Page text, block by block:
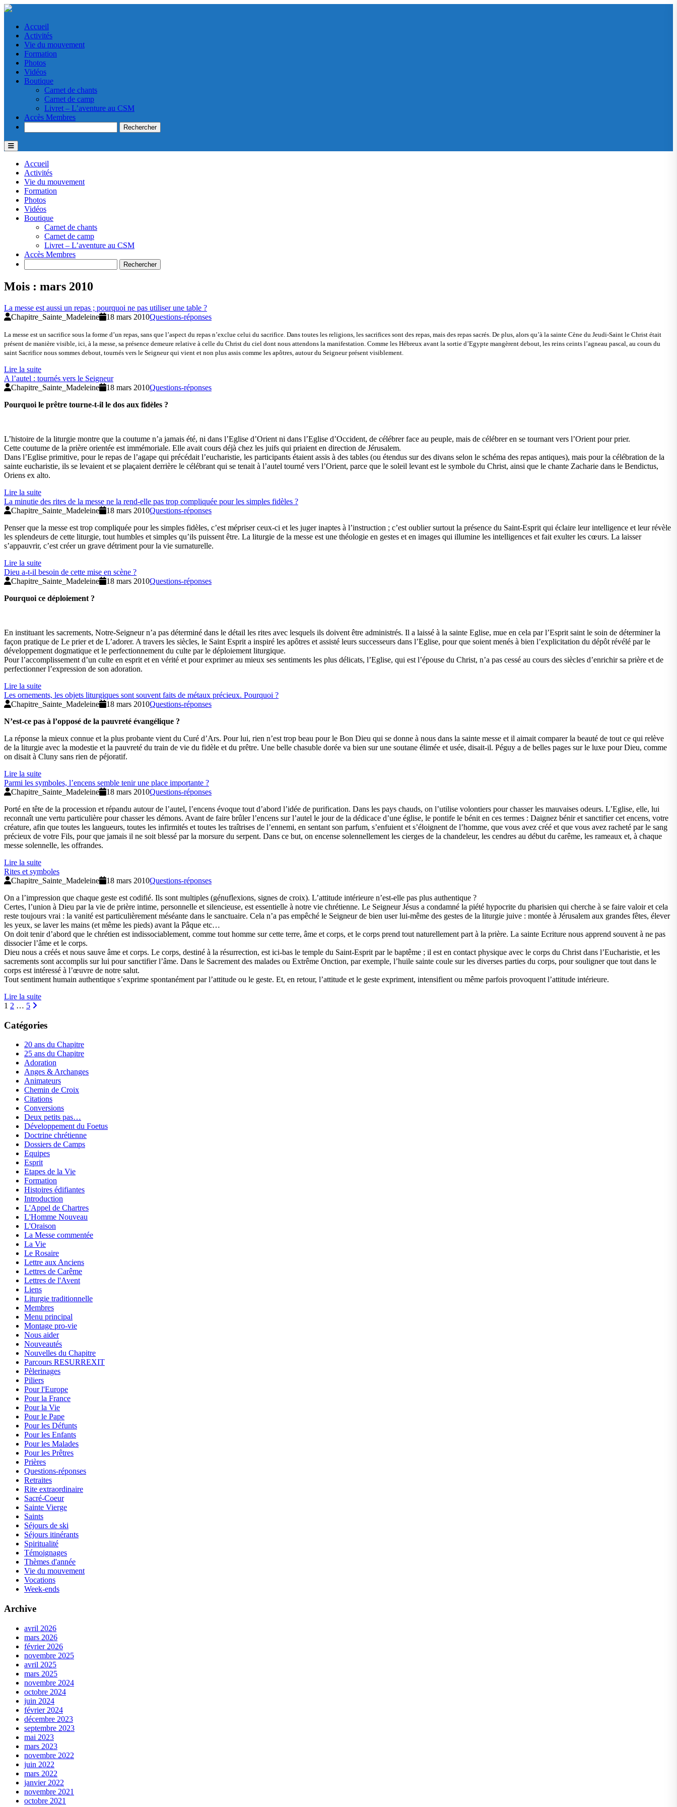
Accueil
Activités
Vie du mouvement
Formation
Photos
Vidéos
Boutique
Carnet de chants
Carnet de camp
Livret – L’aventure au CSM
Accès Membres
Accueil
Activités
Vie du mouvement
Formation
Photos
Vidéos
Boutique
Carnet de chants
Carnet de camp
Livret – L’aventure au CSM
Accès Membres
Mois : mars 2010
La messe est aussi un repas ; pourquoi ne pas utiliser une table ?
Chapitre_Sainte_Madeleine
18 mars 2010Questions-réponses
La messe est un sacrifice sous la forme d’un repas, sans que l’aspect du repas n’exclue celui du sacrifice. Dans toutes les religions, les sacrifices sont des repas, mais des repas sacrés. De plus, alors qu’à la sainte Cène du Jeudi-Saint le Christ était
présent de manière visible, ici, à la messe, sa présence demeure relative à celle du Christ du ciel dont nous attendons la manifestation. Comme les Hébreux avant la sortie d’Egypte mangèrent debout, les reins ceints l’agneau pascal, au cours du
saint Sacrifice nous sommes debout, tournés vers le Seigneur qui vient et non plus assis comme les apôtres, autour du Seigneur présent visiblement.
Lire la suite
A l’autel : tournés vers le Seigneur
Chapitre_Sainte_Madeleine
18 mars 2010Questions-réponses
Pourquoi le prêtre tourne-t-il le dos aux fidèles ?
L’histoire de la liturgie montre que la coutume n’a jamais été, ni dans l’Eglise d’Orient ni dans l’Eglise d’Occident, de célébrer face au peuple, mais de célébrer en se tournant vers l’Orient pour prier.
Cette coutume de la prière orientée est immémoriale. Elle avait cours déjà chez les juifs qui priaient en direction de Jérusalem.
Dans l’Eglise primitive, pour le repas de l’agape qui précédait l’eucharistie, les participants étaient assis à des tables (ou étendus sur des divans selon le schéma des repas antiques), mais pour la célébration de la
sainte eucharistie, ils se levaient et se plaçaient derrière le célébrant qui se tenait à l’autel tourné vers l’Orient, parce que le soleil levant est le symbole du Christ, ainsi que le chante Zacharie dans le Bendictus,
Oriens ex alto.
Lire la suite
La minutie des rites de la messe ne la rend-elle pas trop compliquée pour les simples fidèles ?
Chapitre_Sainte_Madeleine
18 mars 2010Questions-réponses
Penser que la messe est trop compliquée pour les simples fidèles, c’est mépriser ceux-ci et les juger inaptes à l’instruction ; c’est oublier surtout la présence du Saint-Esprit qui éclaire leur intelligence et leur révèle
les splendeurs de cette liturgie, tout humbles et simples qu’ils puissent être. La liturgie de la messe est une théologie en gestes et en images qui illumine les intelligences et fait exulter les cœurs. La laisser
s’appauvrir, c’est créer un grave détriment pour la vie surnaturelle.
Lire la suite
Dieu a-t-il besoin de cette mise en scène ?
Chapitre_Sainte_Madeleine
18 mars 2010Questions-réponses
Pourquoi ce déploiement ?
En instituant les sacrements, Notre-Seigneur n’a pas déterminé dans le détail les rites avec lesquels ils doivent être administrés. Il a laissé à la sainte Eglise, mue en cela par l’Esprit saint le soin de déterminer la
façon pratique de Le prier et de L’adorer. A travers les siècles, le Saint Esprit a inspiré les apôtres et assisté leurs successeurs dans l’Eglise, pour que soient menés à bien l’explicitation du dépôt révélé par le
développement dogmatique et le perfectionnement du culte par le déploiement liturgique.
Pour l’accomplissement d’un culte en esprit et en vérité et pour exprimer au mieux ses sentiments les plus délicats, l’Eglise, qui est l’épouse du Christ, n’a pas cessé au cours des siècles d’enrichir sa prière et de
perfectionner l’expression de son adoration.
Lire la suite
Les ornements, les objets liturgiques sont souvent faits de métaux précieux. Pourquoi ?
Chapitre_Sainte_Madeleine
18 mars 2010Questions-réponses
N’est-ce pas à l’opposé de la pauvreté évangélique ?
La réponse la mieux connue et la plus probante vient du Curé d’Ars. Pour lui, rien n’est trop beau pour le Bon Dieu qui se donne à nous dans la sainte messe et il aimait comparer la beauté de tout ce qui relève
de la liturgie avec la modestie et la pauvreté du train de vie du fidèle et du prêtre. Une belle chasuble dorée va bien sur une soutane élimée et usée, disait-il. Péguy a de belles pages sur le luxe pour Dieu, comme
on disait à Cluny sans rien de péjoratif.
Lire la suite
Parmi les symboles, l’encens semble tenir une place importante ?
Chapitre_Sainte_Madeleine
18 mars 2010Questions-réponses
Porté en tête de la procession et répandu autour de l’autel, l’encens évoque tout d’abord l’idée de purification. Dans les pays chauds, on l’utilise volontiers pour chasser les mauvaises odeurs. L’Eglise, elle, lui
reconnaît une vertu particulière pour chasser les démons. Avant de faire brûler l’encens sur l’autel le jour de la dédicace d’une église, le pontife le bénit en ces termes : Daignez bénir et sanctifier cet encens, votre
créature, afin que toutes les langueurs, toutes les infirmités et toutes les traîtrises de l’ennemi, en sentant son parfum, s’enfuient et s’éloignent de l’homme, que vous avez créé et que vous avez racheté par le sang
précieux de votre Fils, pour que jamais il ne soit blessé par la morsure du serpent. Dans ce but, on encense solennellement les cierges de la chandeleur, les cendres au début du carême, les rameaux et, à chaque
messe solennelle, les offrandes.
Lire la suite
Rites et symboles
Chapitre_Sainte_Madeleine
18 mars 2010Questions-réponses
On a l’impression que chaque geste est codifié. Ils sont multiples (génuflexions, signes de croix). L’attitude intérieure n’est-elle pas plus authentique ?
Certes, l’union à Dieu par la vie de prière intime, personnelle et silencieuse, est essentielle à notre vie chrétienne. Le Seigneur Jésus a condamné la piété hypocrite du pharisien qui cherche à se faire valoir et cela
reste toujours vrai : la vanité est particulièrement méséante dans le sanctuaire. Cela n’a pas empêché le Seigneur de bien user lui-même des gestes de la liturgie juive : montée à Jérusalem aux grandes fêtes, élever
les yeux, se laver les mains (et même les pieds) avant la Pâque etc…
On doit tenir d’abord que le chrétien est indissociablement, comme tout homme sur cette terre, âme et corps, et le corps prend tout naturellement part à la prière. La sainte Ecriture nous apprend souvent à ne pas
dissocier l’âme et le corps.
Dieu nous a créés et nous sauve âme et corps. Le corps, destiné à la résurrection, est ici-bas le temple du Saint-Esprit par le baptême ; il est en contact physique avec le corps du Christ dans l’Eucharistie, et les
sacrements sont accomplis sur lui pour sanctifier l’âme. Dans le Sacrement des malades ou Extrême Onction, par exemple, l’huile sainte coule sur les diverses parties du corps, pour souligner que tout dans le
corps est intéressé à l’œuvre de notre salut.
Tout sentiment humain authentique s’exprime spontanément par l’attitude ou le geste. Et, en retour, l’attitude et le geste expriment, intensifient ou même parfois provoquent l’attitude intérieure.
Lire la suite
Navigation
des
articles
1 2 … 5
Catégories
20 ans du Chapitre
25 ans du Chapitre
Adoration
Anges & Archanges
Animateurs
Chemin de Croix
Citations
Conversions
Deux petits pas…
Développement du Foetus
Doctrine chrétienne
Dossiers de Camps
Equipes
Esprit
Etapes de la Vie
Formation
Histoires édifiantes
Introduction
L'Appel de Chartres
L'Homme Nouveau
L'Oraison
La Messe commentée
La Vie
Le Rosaire
Lettre aux Anciens
Lettres de Carême
Lettres de l'Avent
Liens
Liturgie traditionnelle
Membres
Menu principal
Montage pro-vie
Nous aider
Nouveautés
Nouvelles du Chapitre
Parcours RESURREXIT
Pèlerinages
Piliers
Pour l'Europe
Pour la France
Pour la Vie
Pour le Pape
Pour les Défunts
Pour les Enfants
Pour les Malades
Pour les Prêtres
Prières
Questions-réponses
Retraites
Rite extraordinaire
Sacré-Coeur
Sainte Vierge
Saints
Séjours de ski
Séjours itinérants
Spiritualité
Témoignages
Thèmes d'année
Vie du mouvement
Vocations
Week-ends
Archive
avril 2026
mars 2026
février 2026
novembre 2025
avril 2025
mars 2025
novembre 2024
octobre 2024
juin 2024
février 2024
décembre 2023
septembre 2023
mai 2023
mars 2023
novembre 2022
juin 2022
mars 2022
janvier 2022
novembre 2021
octobre 2021